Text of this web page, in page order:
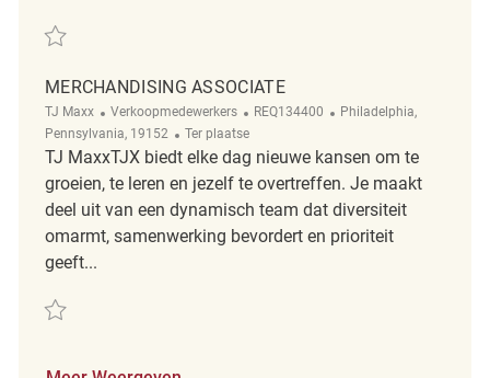
Redden Merchandising Associate REQ128003
MERCHANDISING ASSOCIATE
TJ Maxx Categorie
Verkoopmedewerkers ReqId
REQ134400 Plaats
Philadelphia,
Pennsylvania, 19152
Afgelegen
Ter plaatse
TJ MaxxTJX biedt elke dag nieuwe kansen om te
groeien, te leren en jezelf te overtreffen. Je maakt
deel uit van een dynamisch team dat diversiteit
omarmt, samenwerking bevordert en prioriteit
geeft...
Redden Merchandising Associate REQ134400